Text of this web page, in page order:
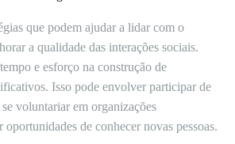
que podem ajudar a lidar com o
a qualidade das interações sociais.
e esforço na construção de
Isso pode envolver participar de
voluntariar em organizações
oportunidades de conhecer novas pessoas.